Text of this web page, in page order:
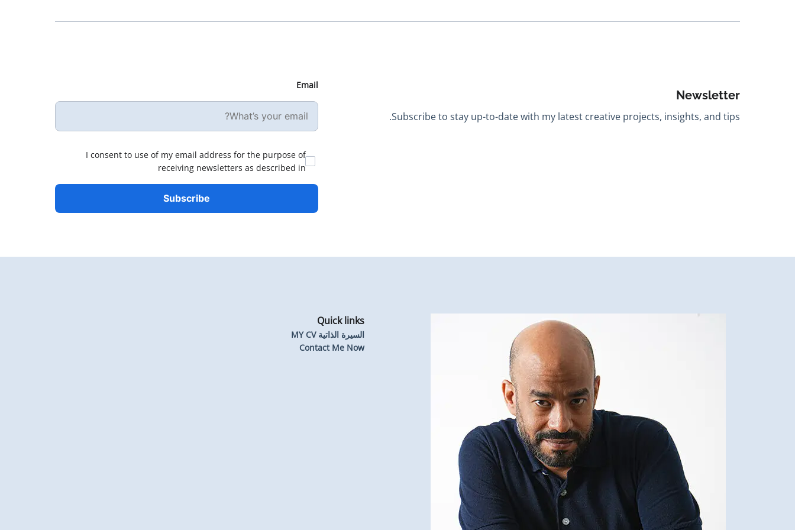
Newsletter
Subscribe to stay up-to-date with my latest creative projects, insights, and tips.
Email
I consent to use of my email address for the purpose of
receiving newsletters as described in
Quick links
السيرة الذاتية MY CV
Contact Me Now